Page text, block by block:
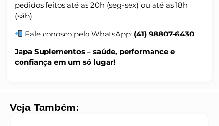
pedidos feitos até as 20h (seg-sex) ou até as 18h
(sáb).
Fale conosco pelo WhatsApp: (41) 98807-6430
Japa Suplementos – saúde, performance e
confiança em um só lugar!
Veja Também: